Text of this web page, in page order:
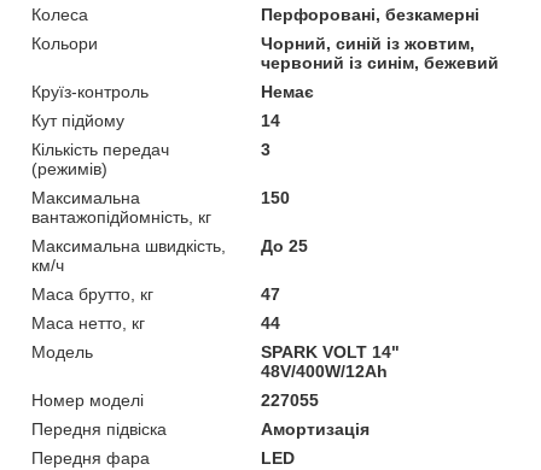
Колеса
Перфоровані, безкамерні
Кольори
Чорний, синій із жовтим,
червоний із синім, бежевий
Круїз-контроль
Немає
Кут підйому
14
Кількість передач
(режимів)
3
Максимальна
вантажопідйомність, кг
150
Максимальна швидкість,
км/ч
До 25
Маса брутто, кг
47
Маса нетто, кг
44
Мoдель
SPARK VOLT 14"
48V/400W/12Ah
Номер моделі
227055
Передня підвіска
Амортизація
Передня фара
LED